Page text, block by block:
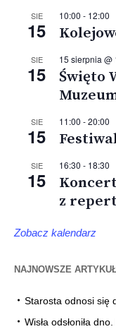
SIE
15
10:00 - 12:00
SIE
15
15 sierpnia @
Święto
SIE
15
11:00 -20:00
SIE
15
16:30 - 18:30
z
Zobacz kalendarz
NAJNOWSZE
Starosta odnosi się
Wisła odsłoniła